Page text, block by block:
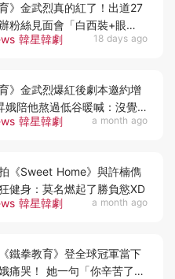
韓星韓劇 18 days ago
育》金武烈真的紅了！出道27
粉絲見面會「白西裝+眼
韓星韓劇 a month ago
育》金武烈爆紅後劇本邀約增
娥陪他熬過低谷暖喊：沒覺
韓星韓劇 a month ago
《Sweet Home》與許楠儁
健身：莫名燃起了勝負慾XD
鐵拳教育》登全球冠軍當下
痛哭！ 她一句「你辛苦了」